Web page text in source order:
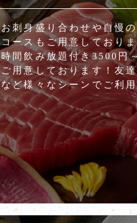
お刺身盛り合わせや自慢
コースもご用意しており
時間飲み放題付き3500円
ご用意しております！友
など様々なシーンでご利